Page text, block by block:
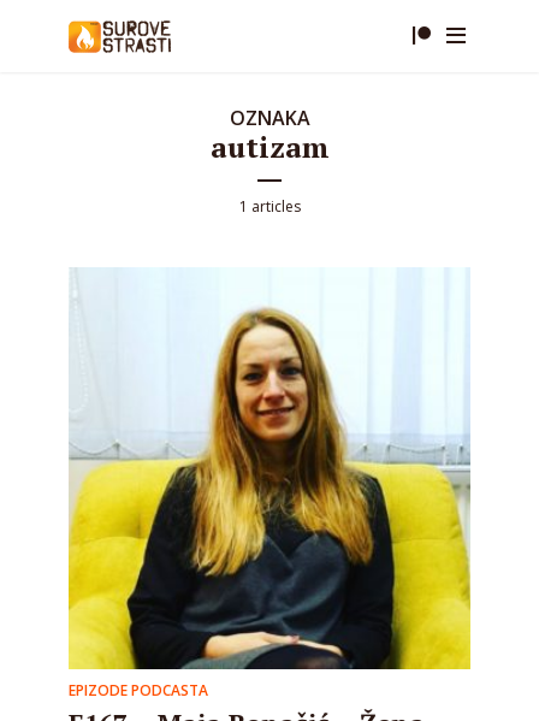
OZNAKA
autizam
1 articles
EPIZODE PODCASTA